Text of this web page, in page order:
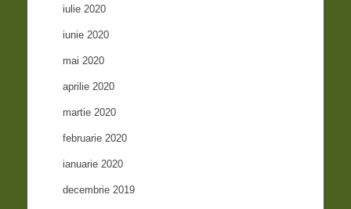
iulie 2020
iunie 2020
mai 2020
aprilie 2020
martie 2020
februarie 2020
ianuarie 2020
decembrie 2019